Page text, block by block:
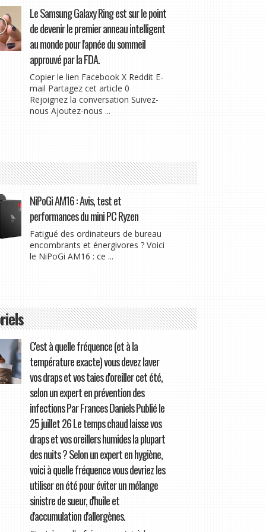
Le Samsung Galaxy Ring est sur le point
de devenir le premier anneau intelligent
au monde pour l'apnée du sommeil
approuvé par la FDA.
Copier le lien Facebook X Reddit E-
mail Partagez cet article 0
Rejoignez la conversation Suivez-
nous Ajoutez-nous ...
NiPoGi AM16 : Avis, test et
performances du mini PC Ryzen
Fatigué des ordinateurs de bureau
encombrants et énergivores ? Voici
le NiPoGi AM16 : ce ...
C'est à quelle fréquence (et à la
température exacte) vous devez laver
vos draps et vos taies d'oreiller cet été,
selon un expert en prévention des
infections Par Frances Daniels Publié le
25 juillet 26 Le temps chaud laisse vos
draps et vos oreillers humides la plupart
des nuits ? Selon un expert en hygiène,
voici à quelle fréquence vous devriez les
utiliser en été pour éviter un mélange
sinistre de sueur, d'huile et
d'accumulation d'allergènes.